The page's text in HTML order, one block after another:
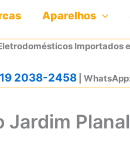
Aparelhos
Importados
19 2038-2458 |
Jardim